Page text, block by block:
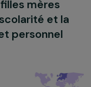
filles mères
scolarité et